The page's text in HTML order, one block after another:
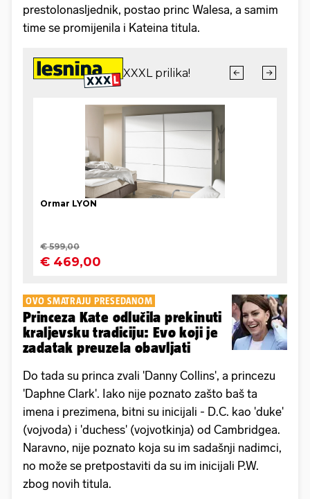
prestolonasljednik, postao princ Walesa, a samim
time se promijenila i Kateina titula.
OVO SMATRAJU PRESEDANOM
Princeza Kate odlučila prekinuti
kraljevsku tradiciju: Evo koji je
zadatak preuzela obavljati
Do tada su princa zvali 'Danny Collins', a princezu
'Daphne Clark'. Iako nije poznato zašto baš ta
imena i prezimena, bitni su inicijali - D.C. kao 'duke'
(vojvoda) i 'duchess' (vojvotkinja) od Cambridgea.
Naravno, nije poznato koja su im sadašnji nadimci,
no može se pretpostaviti da su im inicijali P.W.
zbog novih titula.